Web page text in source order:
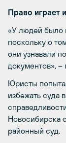
Право играет
«У людей было
поскольку о
они узнавали
документов»,
Юристы
избежать суда
Новосибирска
районный суд.